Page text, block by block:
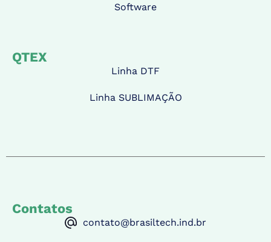
Software
QTEX
Linha DTF
Linha SUBLIMAÇÃO
Contatos
contato@brasiltech.ind.br